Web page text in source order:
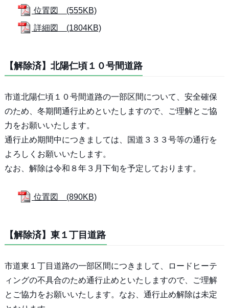
位置図 (555KB)
詳細図 (1804KB)
【解除済】北陽仁頃１０号間道路
市道北陽仁頃１０号間道路の一部区間について、安全確保
のため、冬期間通行止めといたしますので、ご理解とご協
力をお願いいたします。
通行止め期間中につきましては、国道３３３号等の通行を
よろしくお願いいたします。
なお、解除は令和８年３月下旬を予定しております。
位置図 (890KB)
【解除済】東１丁目道路
市道東１丁目道路の一部区間につきまして、ロードヒーテ
ィングの不具合のため通行止めといたしますので、ご理解
とご協力をお願いいたします。なお、通行止め解除は未定